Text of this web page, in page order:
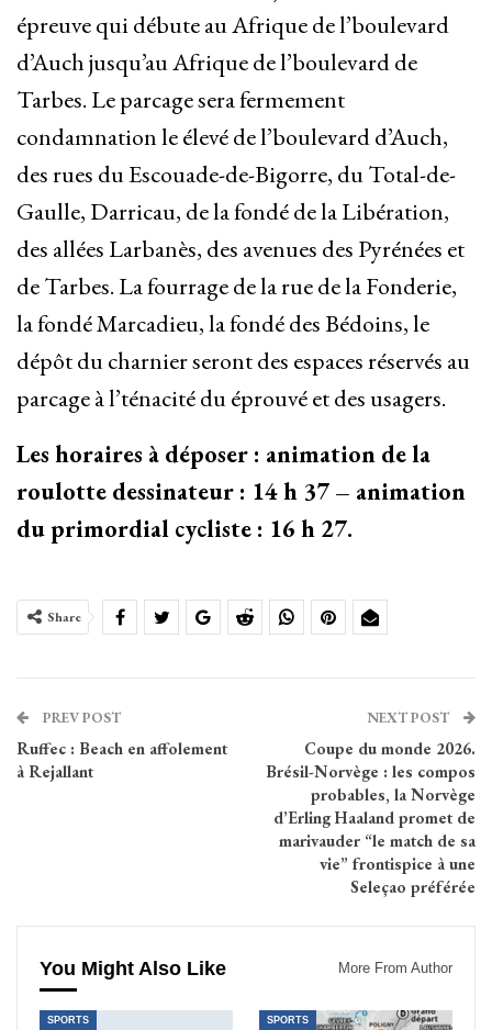
épreuve qui débute au Afrique de l’boulevard
d’Auch jusqu’au Afrique de l’boulevard de
Tarbes. Le parcage sera fermement
condamnation le élevé de l’boulevard d’Auch,
des rues du Escouade-de-Bigorre, du Total-de-
Gaulle, Darricau, de la fondé de la Libération,
des allées Larbanès, des avenues des Pyrénées et
de Tarbes. La fourrage de la rue de la Fonderie,
la fondé Marcadieu, la fondé des Bédoins, le
dépôt du charnier seront des espaces réservés au
parcage à l’ténacité du éprouvé et des usagers.
Les horaires à déposer : animation de la
roulotte dessinateur : 14 h 37 – animation
du primordial cycliste : 16 h 27.
Share
PREV POST
Ruffec : Beach en affolement
à Rejallant
NEXT POST
Coupe du monde 2026.
Brésil-Norvège : les compos
probables, la Norvège
d’Erling Haaland promet de
marivauder “le match de sa
vie” frontispice à une
Seleçao préférée
You Might Also Like More From Author
SPORTS SPORTS